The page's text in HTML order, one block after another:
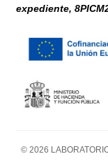
expediente,
© 2026